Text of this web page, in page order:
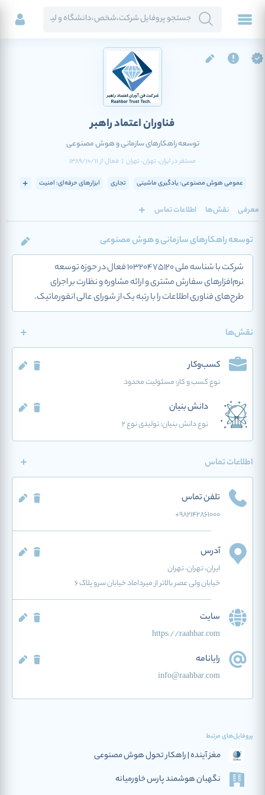
فناوران اعتماد راهبر
توسعه راهکارهای سازمانی و هوش مصنوعی
مستقر درایران، تهران، تهران | فعالاز 1389/10/11
عمومی هوش مصنوعی: یادگیری ماشینی تجاری ابزارهای حرفه‌ای: امنیت
معرفی نقش‌ها اطلاعات تماس
توسعه راهکارهای سازمانی و هوش مصنوعی
شرکت با شناسه ملی 10320475120 فعال در حوزه توسعه
‌نرم‌افزارهای سفارش مشتری و ارائه مشاوره و نظارت بر اجرای
طرح‌های فناوری اطلاعات را با رتبه یک از شورای عالی انفورماتیک.
نقش‌ها
کسب‌وکار
نوع کسب و کار:مسئولیت محدود
دانش بنیان
نوع دانش بنیان: تولیدی نوع 2
اطلاعات تماس
تلفن تماس
+98۲۱۴۲۸۶۱۰۰۰
آدرس
ایران، تهران، تهران
خیابان ولی عصر بالاتر از میرداماد خیابان سرو پلاک ۶
سایت
https://raahbar.com
رایانامه
info@raahbar.com
پروفایل‌های مرتبط
مغز آینده | راهکار تحول هوش مصنوعی
نگهبان هوشمند پارس خاورمیانه